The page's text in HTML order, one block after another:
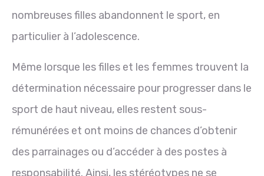
nombreuses filles abandonnent le sport, en
particulier à l’adolescence.
Même lorsque les filles et les femmes trouvent la
détermination nécessaire pour progresser dans le
sport de haut niveau, elles restent sous-
rémunérées et ont moins de chances d’obtenir
des parrainages ou d’accéder à des postes à
responsabilité. Ainsi, les stéréotypes ne se